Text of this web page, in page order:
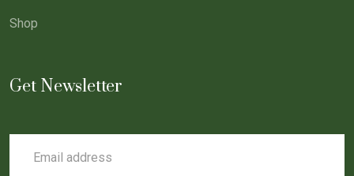
Shop
Get Newsletter